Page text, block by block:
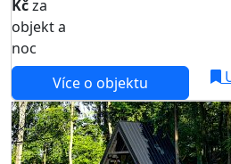
Kčza
objekt a
noc
Více o objektu